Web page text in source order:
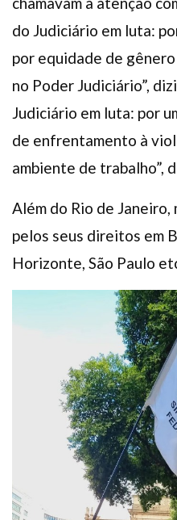
do Judiciário em luta:
por equidade de
no Poder Judiciário”,
Judiciário em luta: por
de enfrentamento à
ambiente de trabalho”,
Além do Rio de Janeiro,
pelos seus direitos em
Horizonte, São Paulo